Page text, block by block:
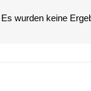
Es wurden keine